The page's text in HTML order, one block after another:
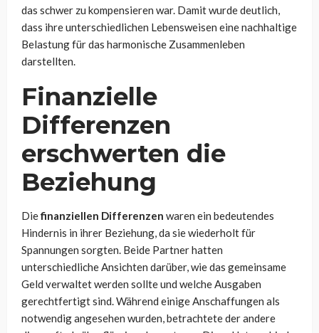
das schwer zu kompensieren war. Damit wurde deutlich,
dass ihre unterschiedlichen Lebensweisen eine nachhaltige
Belastung für das harmonische Zusammenleben
darstellten.
Finanzielle
Differenzen
erschwerten die
Beziehung
Diefinanziellen Differenzen waren ein bedeutendes
Hindernis in ihrer Beziehung, da sie wiederholt für
Spannungen sorgten. Beide Partner hatten
unterschiedliche Ansichten darüber, wie das gemeinsame
Geld verwaltet werden sollte und welche Ausgaben
gerechtfertigt sind. Während einige Anschaffungen als
notwendig angesehen wurden, betrachtete der andere